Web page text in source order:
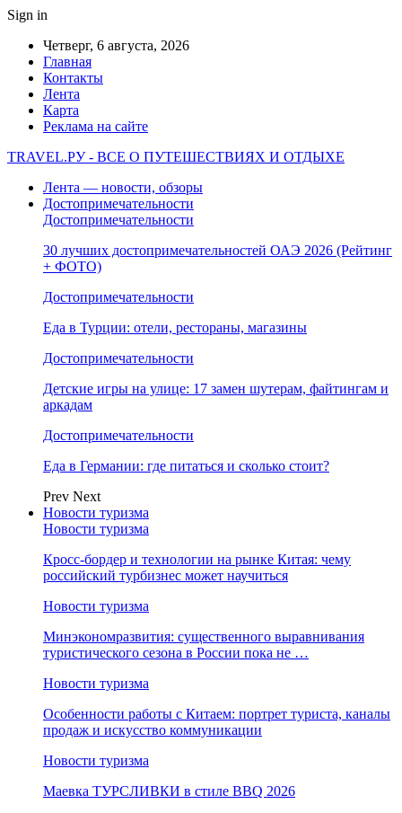
Sign in
Четверг, 6 августа, 2026
Главная
Контакты
Лента
Карта
Реклама на сайте
TRAVEL.РУ - ВСЕ О ПУТЕШЕСТВИЯХ И ОТДЫХЕ
Лента — новости, обзоры
Достопримечательности
Достопримечательности
30 лучших достопримечательностей ОАЭ 2026 (Рейтинг
+ ФОТО)
Достопримечательности
Еда в Турции: отели, рестораны, магазины
Достопримечательности
Детские игры на улице: 17 замен шутерам, файтингам и
аркадам
Достопримечательности
Еда в Германии: где питаться и сколько стоит?
Prev Next
Новости туризма
Новости туризма
Кросс-бордер и технологии на рынке Китая: чему
российский турбизнес может научиться
Новости туризма
Минэкономразвития: существенного выравнивания
туристического сезона в России пока не …
Новости туризма
Особенности работы с Китаем: портрет туриста, каналы
продаж и искусство коммуникации
Новости туризма
Маевка ТУРСЛИВКИ в стиле BBQ 2026